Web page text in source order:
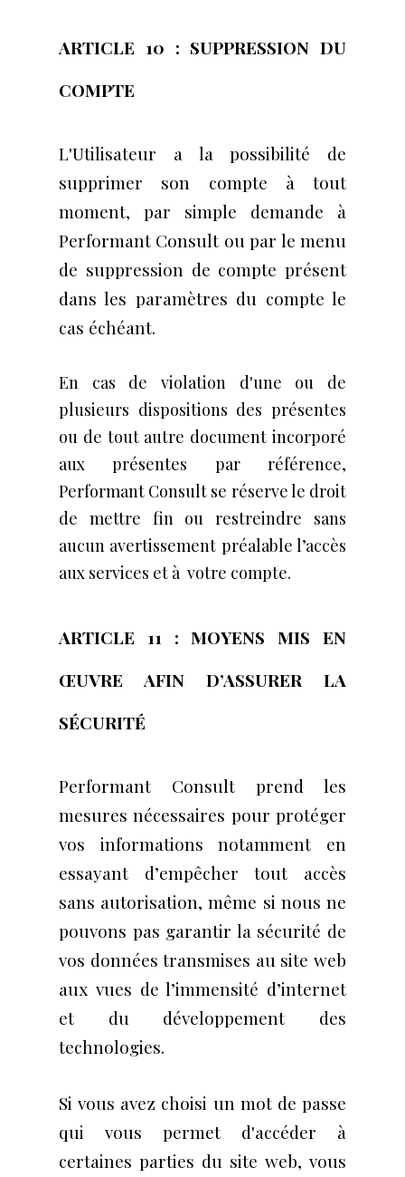
ARTICLE 10 : SUPPRESSION DU
COMPTE
L'Utilisateur a la possibilité de
supprimer son compte à tout
moment, par simple demande à
Performant Consult ou par le menu
de suppression de compte présent
dans les paramètres du compte le
cas échéant.
En cas de violation d'une ou de
plusieurs dispositions des présentes
ou de tout autre document incorporé
aux présentes par référence,
Performant Consult se réserve le droit
de mettre fin ou restreindre sans
aucun avertissement préalable l’accès
aux services et à votre compte.
ARTICLE 11 : MOYENS MIS EN
ŒUVRE AFIN D’ASSURER LA
SÉCURITÉ
Performant Consult prend les
mesures nécessaires pour protéger
vos informations notamment en
essayant d’empêcher tout accès
sans autorisation, même si nous ne
pouvons pas garantir la sécurité de
vos données transmises au site web
aux vues de l’immensité d’internet
et du développement des
technologies.
Si vous avez choisi un mot de passe
qui vous permet d'accéder à
certaines parties du site web, vous